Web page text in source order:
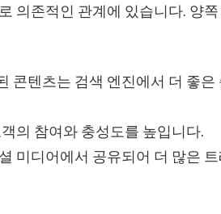
의존적인 관계에 있습니다. 양
콘텐츠는 검색 엔진에서 더 좋은
의 참여와 충성도를 높입니다.
미디어에서 공유되어 더 많은